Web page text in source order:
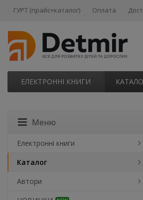
ГУРТ (прайс+каталог) Оплата
ЕЛЕКТРОННІ КНИГИ
Меню
Електронні книги
Каталог
Автори